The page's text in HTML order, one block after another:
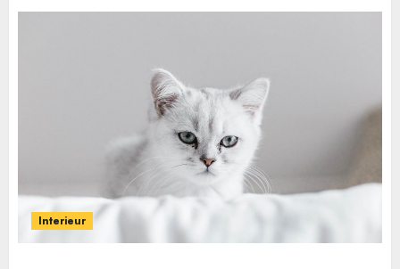
Interieur